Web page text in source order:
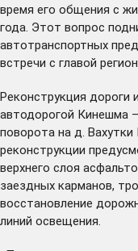
время его общения с
года. Этот вопрос
автотранспортных
встречи с главой
Реконструкция дороги
автодорогой Кинешма
поворота на д.
реконструкции
верхнего слоя
заездных карманов,
восстановление
линий освещения.